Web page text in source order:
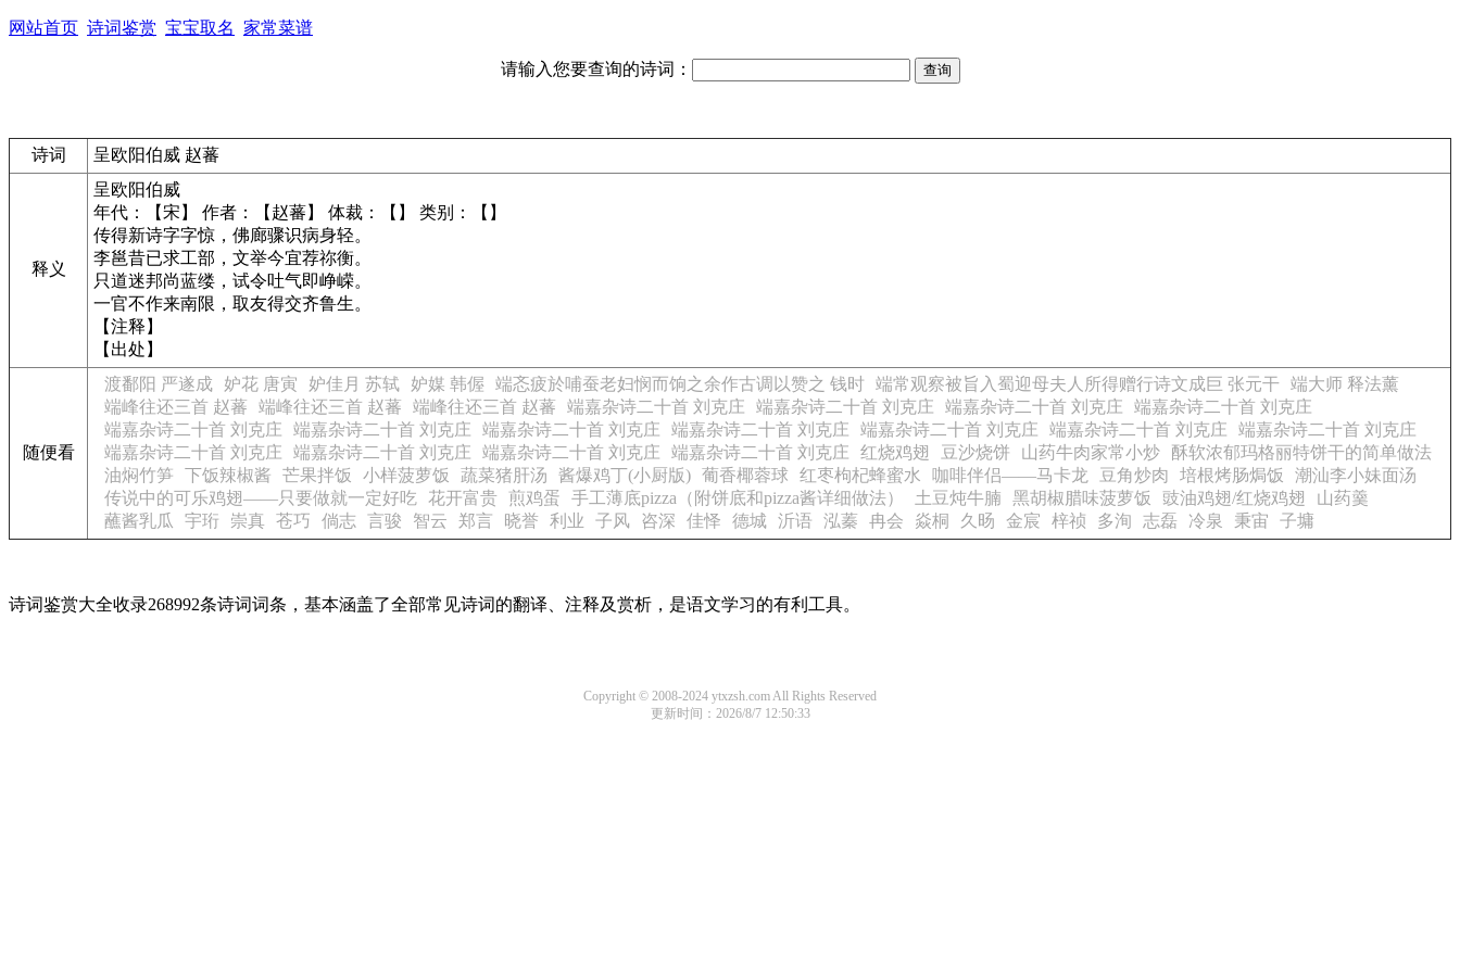
网站首页 诗词鉴赏 宝宝取名 家常菜谱
请输入您要查询的诗词：
诗词 呈欧阳伯威 赵蕃
释义
呈欧阳伯威
年代：【宋】 作者：【赵蕃】 体裁：【】 类别：【】
传得新诗字字惊，佛廊骤识病身轻。
李邕昔已求工部，文举今宜荐祢衡。
只道迷邦尚蓝缕，试令吐气即峥嵘。
一官不作来南限，取友得交齐鲁生。
【注释】
【出处】
随便看
渡鄱阳 严遂成 妒花 唐寅 妒佳月 苏轼 妒媒 韩偓 端忞疲於哺蚕老妇悯而饷之余作古调以赞之 钱时 端常观察被旨入蜀迎母夫人所得赠行诗文成巨 张元干 端大师 释法薰
端峰往还三首 赵蕃
端峰往还三首 赵蕃 端峰往还三首 赵蕃 端嘉杂诗二十首 刘克庄 端嘉杂诗二十首 刘克庄 端嘉杂诗二十首 刘克庄
端嘉杂诗二十首 刘克庄
端嘉杂诗二十首 刘克庄
端嘉杂诗二十首 刘克庄 端嘉杂诗二十首 刘克庄 端嘉杂诗二十首 刘克庄 端嘉杂诗二十首 刘克庄 端嘉杂诗二十首 刘克庄
端嘉杂诗二十首 刘克庄
端嘉杂诗二十首 刘克庄
端嘉杂诗二十首 刘克庄 端嘉杂诗二十首 刘克庄 端嘉杂诗二十首 刘克庄 红烧鸡翅 豆沙烧饼 山药牛肉家常小炒
酥软浓郁玛格丽特饼干的简单做法
油焖竹笋
下饭辣椒酱 芒果拌饭 小样菠萝饭 蔬菜猪肝汤 酱爆鸡丁(小厨版) 葡香椰蓉球 红枣枸杞蜂蜜水 咖啡伴侣——马卡龙 豆角炒肉 培根烤肠焗饭
潮汕李小妹面汤
传说中的可乐鸡翅——只要做就一定好吃
花开富贵 煎鸡蛋 手工薄底pizza（附饼底和pizza酱详细做法） 土豆炖牛腩 黑胡椒腊味菠萝饭 豉油鸡翅/红烧鸡翅
山药羹
蘸酱乳瓜
宇珩 崇真 苍巧 倘志 言骏 智云 郑言 晓誉 利业 子风 咨深 佳怿 德城 沂语 泓蓁 冉会 焱桐 久旸 金宸 梓祯 多洵 志磊 冷泉 秉宙 子墉
诗词鉴赏大全收录268992条诗词词条，基本涵盖了全部常见诗词的翻译、注释及赏析，是语文学习的有利工具。
Copyright © 2008-2024 ytxzsh.com All Rights Reserved
更新时间：2026/8/7 12:50:33